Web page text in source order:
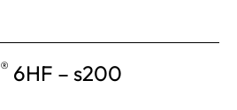
® 6HF – s200